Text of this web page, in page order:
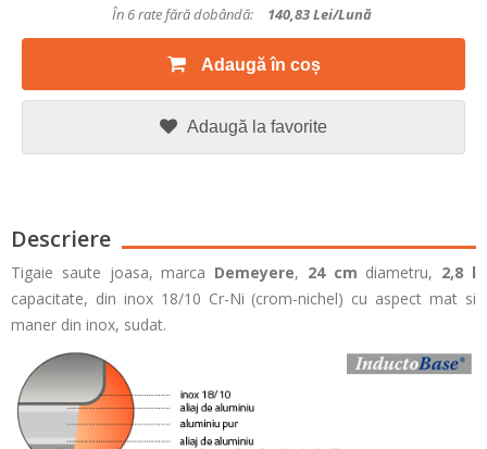
În 6 rate fără dobândă: 140,83Lei/lună
Adaugă în coș
Adaugă la favorite
Descriere
Tigaie saute joasa, marca Demeyere, 24cm diametru, 2,8 l
capacitate, din inox 18/10 Cr-Ni (crom-nichel) cu aspect mat si
maner din inox, sudat.